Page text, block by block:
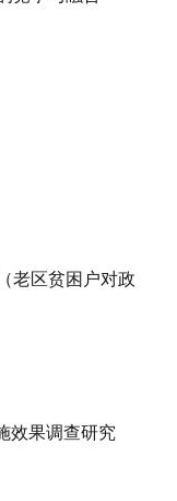
老区贫困户对政
效果调查研究